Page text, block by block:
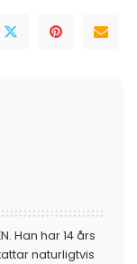
Han har 14 års
naturligtvis